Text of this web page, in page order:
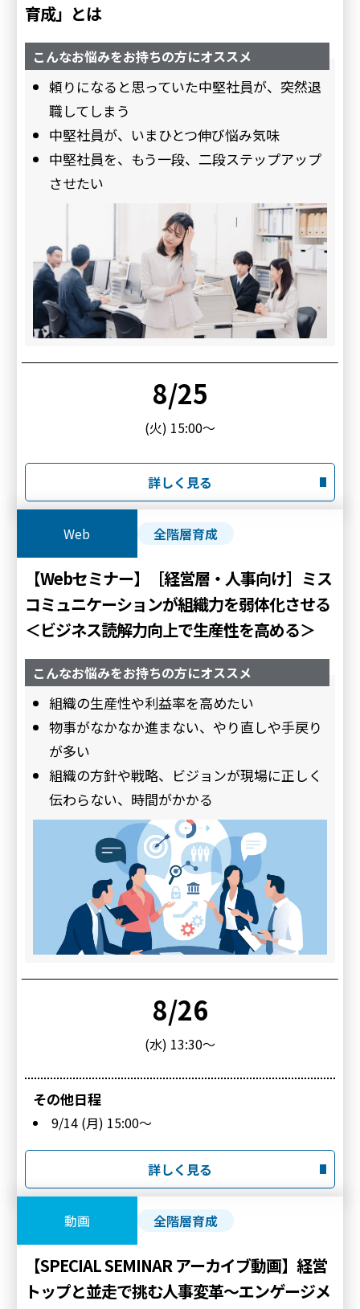
育成」とは
こんなお悩みをお持ちの方にオススメ
頼りになると思っていた中堅社員が、突然退
職してしまう
中堅社員が、いまひとつ伸び悩み気味
中堅社員を、もう一段、二段ステップアップ
させたい
8/25
(火) 15:00～
詳しく見る
Web 全階層育成
【Webセミナー】［経営層・人事向け］ミス
コミュニケーションが組織力を弱体化させる
＜ビジネス読解力向上で生産性を高める＞
こんなお悩みをお持ちの方にオススメ
組織の生産性や利益率を高めたい
物事がなかなか進まない、やり直しや手戻り
が多い
組織の方針や戦略、ビジョンが現場に正しく
伝わらない、時間がかかる
8/26
(水) 13:30～
9/14(月) 15:00～
詳しく見る
動画 全階層育成
【SPECIAL SEMINAR アーカイブ動画】経営
トップと並走で挑む人事変革～エンゲージメ